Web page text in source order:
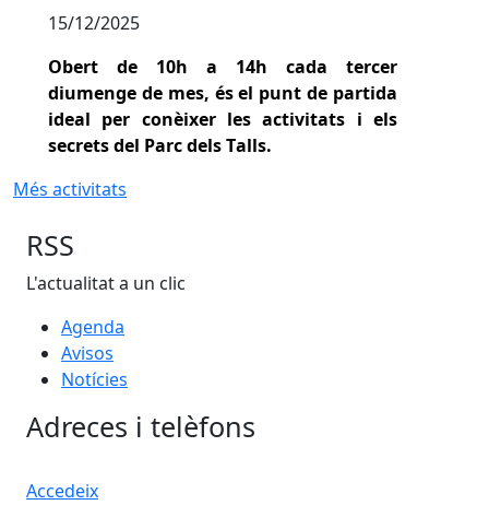
15/12/2025
Obert de 10h a 14h cada tercer
diumenge de mes, és el punt de partida
ideal per conèixer les activitats i els
secrets del Parc dels Talls.
Més activitats
RSS
L'actualitat a un clic
Agenda
Avisos
Notícies
Adreces i telèfons
Accedeix